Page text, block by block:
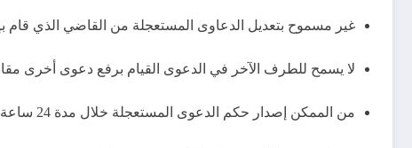
غير مسموح بتعديل الدعاوى المستعجلة من القاضي الذي قام
لا يسمح للطرف الآخر في الدعوى القيام برفع دعوى أخرى
من الممكن إصدار حكم الدعوى المستعجلة خلال مدة 24 ساعة ولكن بالنسبة للدعوى العادية تتم عن طريق عدة جلسات.